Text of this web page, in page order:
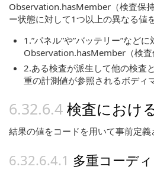
Observation.hasMember（検査保
ー状態に対して1つ以上の異なる値
1.”パネル”や”バッテリー”など
Observation.hasMember（検査
2.ある検査が派生して他の検査
重の計測値が参照されるボディ
検査におけ
結果の値をコードを用いて事前定
多重コーデ